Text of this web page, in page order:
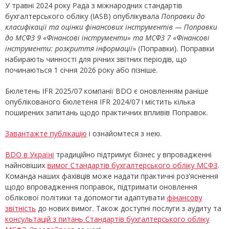
У травні 2024 року Рада з міжнародних стандартів
бухгалтерського обліку (IASB) опублікувала Поправки до
класифікації та оцінки фінансових інструментів — Поправки
до МСФЗ 9 «Фінансові інструменти» та МСФЗ 7 «Фінансові
інструменти: розкриття інформації» (Поправки). Поправки
набирають чинності для річних звітних періодів, що
починаються 1 січня 2026 року або пізніше.
Бюлетень IFR 2025/07 компанії BDO є оновленням раніше
опублікованого бюлетеня IFR 2024/07 і містить кілька
поширених запитань щодо практичних впливів Поправок.
Завантажте публікацію і ознайомтеся з нею.
BDO в Україні традиційно підтримує бізнес у впровадженні
найновіших вимог Стандартів бухгалтерського обліку МСФЗ.
Команда наших фахівців може надати практичні роз’яснення
щодо впровадження поправок, підтримати оновлення
облікової політики та допомогти адаптувати фінансову
звітність до нових вимог. Також доступні послуги з аудиту та
консультацій з питань Стандартів бухгалтерського обліку